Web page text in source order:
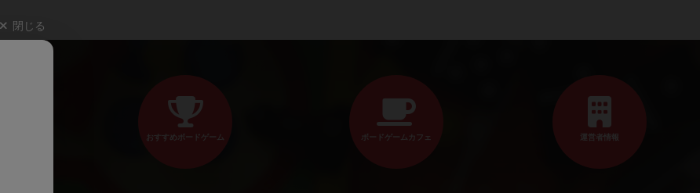
閉じる
おすすめボードゲーム ボードゲームカフェ 運営者情報